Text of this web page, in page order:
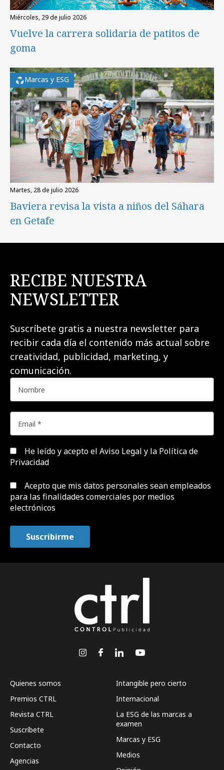
miércoles, 29 de julio 2026
Vuelve la carrera solidaria de patitos de
goma
Marcas y ESG
martes, 28 de julio 2026
Baviera revisa la vista a niños del Sáhara
en Getafe
RECIBE NUESTRA
NEWSLETTER
Suscríbete gratis a nuestra newsletter para
recibir cada día el contenido más actual sobre
creatividad, publicidad, marketing, y
comunicación.
He leído y acepto el Aviso Legal y la Política de
Privacidad
Acepto que mis datos personales sean empleados
para las finalidades comerciales por medios
electrónicos
Quienes somos
Premios CTRL
Revista CTRL
Suscríbete
Contacto
Agencias
Intangible pero cierto
Internacional
La ESG de las marcas a
examen
Marcas y ESG
Medios